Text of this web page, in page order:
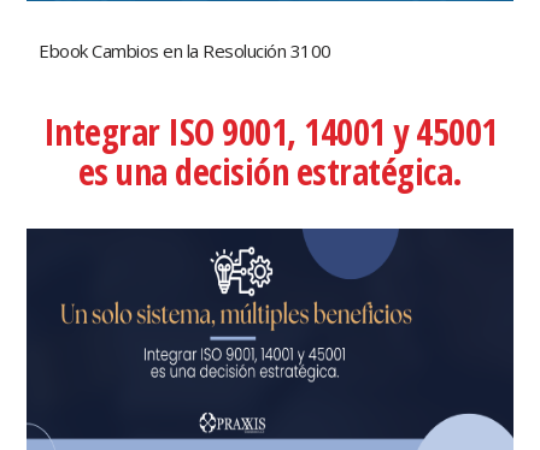
Ebook Cambios en la Resolución 3100
Integrar ISO 9001, 14001 y 45001
es una decisión estratégica.